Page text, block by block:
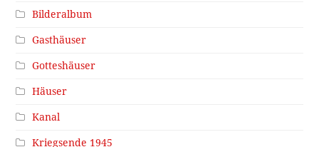
Bilderalbum
Gasthäuser
Gotteshäuser
Häuser
Kanal
Kriegsende 1945